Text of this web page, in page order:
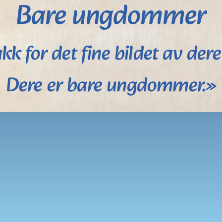
Bare ungdommer
for det fine bildet av
Dere er bare ungdommer.»